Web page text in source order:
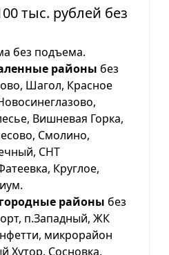
тыс. рублей без
без подъема.
районы без
Шагол, Красное
Вишневая Горка,
Смолино,
СНТ
Круглое,
районы без
п.Западный, ЖК
микрорайон
Хутор, Сосновка,